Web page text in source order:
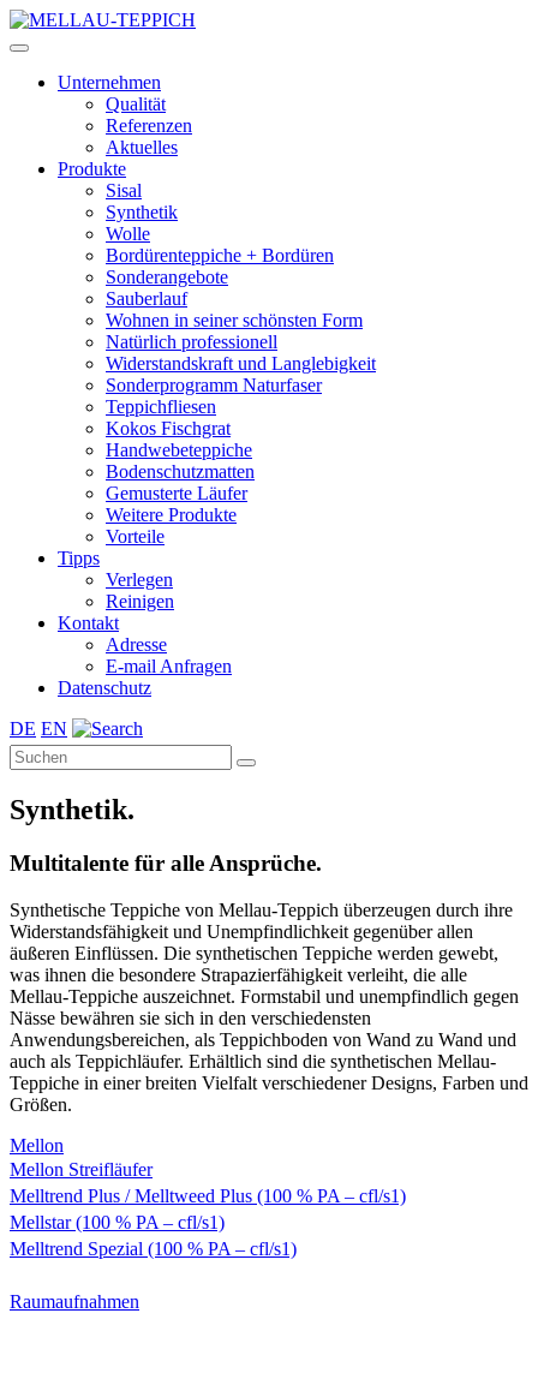
Unternehmen
Qualität
Referenzen
Aktuelles
Produkte
Sisal
Synthetik
Wolle
Bordürenteppiche + Bordüren
Sonderangebote
Sauberlauf
Wohnen in seiner schönsten Form
Natürlich professionell
Widerstandskraft und Langlebigkeit
Sonderprogramm Naturfaser
Teppichfliesen
Kokos Fischgrat
Handwebeteppiche
Bodenschutzmatten
Gemusterte Läufer
Weitere Produkte
Vorteile
Tipps
Verlegen
Reinigen
Kontakt
Adresse
E-mail Anfragen
Datenschutz
DE EN
Synthetik.
Multitalente für alle Ansprüche.
Synthetische Teppiche von Mellau-Teppich überzeugen durch ihre
Widerstandsfähigkeit und Unempfindlichkeit gegenüber allen
äußeren Einflüssen. Die synthetischen Teppiche werden gewebt,
was ihnen die besondere Strapazierfähigkeit verleiht, die alle
Mellau-Teppiche auszeichnet. Formstabil und unempfindlich gegen
Nässe bewähren sie sich in den verschiedensten
Anwendungsbereichen, als Teppichboden von Wand zu Wand und
auch als Teppichläufer. Erhältlich sind die synthetischen Mellau-
Teppiche in einer breiten Vielfalt verschiedener Designs, Farben und
Größen.
Mellon
Mellon Streifläufer
Melltrend Plus / Melltweed Plus (100 % PA – cfl/s1)
Mellstar (100 % PA – cfl/s1)
Melltrend Spezial (100 % PA – cfl/s1)
Raumaufnahmen